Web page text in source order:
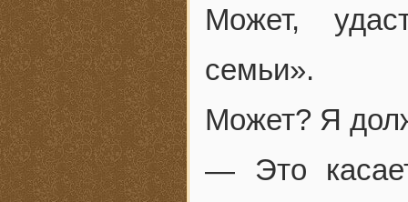
Может,
семьи».
Может? Я
— Это